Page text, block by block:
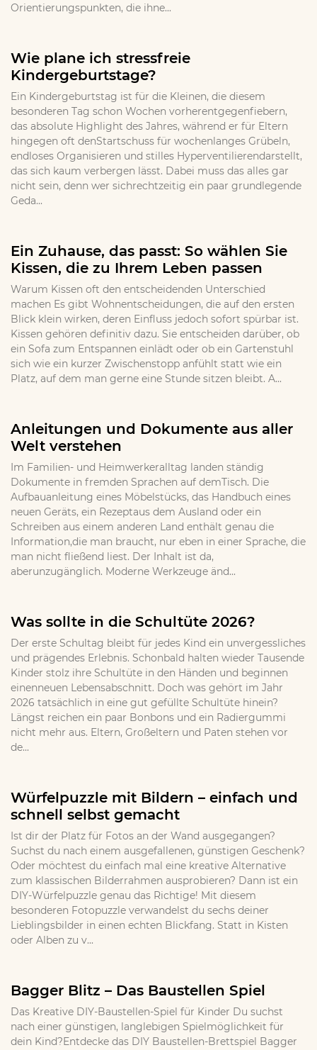
Orientierungspunkten, die ihne...
Wie plane ich stressfreie
Kindergeburtstage?
Ein Kindergeburtstag ist für die Kleinen, die diesem
besonderen Tag schon Wochen vorherentgegenfiebern,
das absolute Highlight des Jahres, während er für Eltern
hingegen oft denStartschuss für wochenlanges Grübeln,
endloses Organisieren und stilles Hyperventilierendarstellt,
das sich kaum verbergen lässt. Dabei muss das alles gar
nicht sein, denn wer sichrechtzeitig ein paar grundlegende
Geda...
Ein Zuhause, das passt: So wählen Sie
Kissen, die zu Ihrem Leben passen
Warum Kissen oft den entscheidenden Unterschied
machen Es gibt Wohnentscheidungen, die auf den ersten
Blick klein wirken, deren Einfluss jedoch sofort spürbar ist.
Kissen gehören definitiv dazu. Sie entscheiden darüber, ob
ein Sofa zum Entspannen einlädt oder ob ein Gartenstuhl
sich wie ein kurzer Zwischenstopp anfühlt statt wie ein
Platz, auf dem man gerne eine Stunde sitzen bleibt. A...
Anleitungen und Dokumente aus aller
Welt verstehen
Im Familien- und Heimwerkeralltag landen ständig
Dokumente in fremden Sprachen auf demTisch. Die
Aufbauanleitung eines Möbelstücks, das Handbuch eines
neuen Geräts, ein Rezeptaus dem Ausland oder ein
Schreiben aus einem anderen Land enthält genau die
Information,die man braucht, nur eben in einer Sprache, die
man nicht fließend liest. Der Inhalt ist da,
aberunzugänglich. Moderne Werkzeuge änd...
Was sollte in die Schultüte 2026?
Der erste Schultag bleibt für jedes Kind ein unvergessliches
und prägendes Erlebnis. Schonbald halten wieder Tausende
Kinder stolz ihre Schultüte in den Händen und beginnen
einenneuen Lebensabschnitt. Doch was gehört im Jahr
2026 tatsächlich in eine gut gefüllte Schultüte hinein?
Längst reichen ein paar Bonbons und ein Radiergummi
nicht mehr aus. Eltern, Großeltern und Paten stehen vor
de...
Würfelpuzzle mit Bildern – einfach und
schnell selbst gemacht
Ist dir der Platz für Fotos an der Wand ausgegangen?
Suchst du nach einem ausgefallenen, günstigen Geschenk?
Oder möchtest du einfach mal eine kreative Alternative
zum klassischen Bilderrahmen ausprobieren? Dann ist ein
DIY-Würfelpuzzle genau das Richtige! Mit diesem
besonderen Fotopuzzle verwandelst du sechs deiner
Lieblingsbilder in einen echten Blickfang. Statt in Kisten
oder Alben zu v...
Bagger Blitz – Das Baustellen Spiel
Das Kreative DIY-Baustellen-Spiel für Kinder Du suchst
nach einer günstigen, langlebigen Spielmöglichkeit für
dein Kind?Entdecke das DIY Baustellen-Brettspiel Bagger